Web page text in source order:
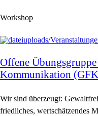
Workshop
Offene
Kommunikation
Wir sind überzeugt:
friedliches, wertschätzendes